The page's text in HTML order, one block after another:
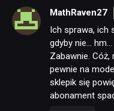
MathRaven27
Ich sprawa, ich
gdyby nie…
Zabawnie.
pewnie na
sklepik się
abonament